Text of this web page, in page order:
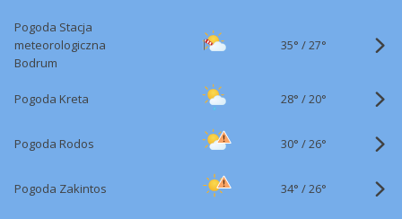
Pogoda Stacja
meteorologiczna
Bodrum
35° /27°
Pogoda Kreta 28° /20°
Pogoda Rodos 30° /26°
Pogoda Zakintos 34° /26°